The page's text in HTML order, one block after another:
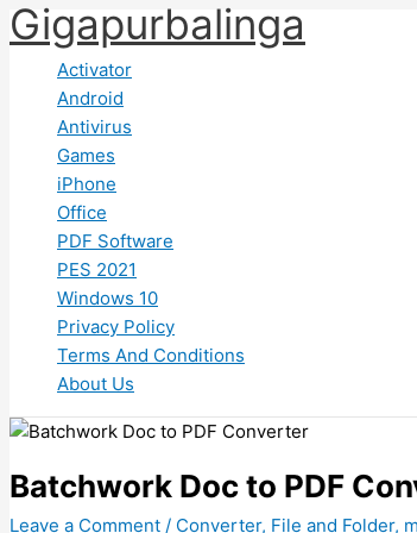
Skip
to
content
Gigapurbalinga
Activator
Android
Antivirus
Games
iPhone
Office
PDF Software
PES 2021
Windows 10
Privacy Policy
Terms And Conditions
About Us
Batchwork Doc to PDF
Leave a Comment / Converter, File and Folder,